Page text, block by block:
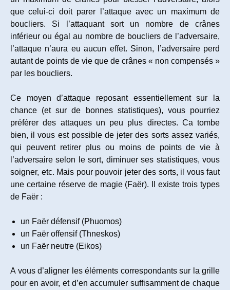
que celui-ci doit parer l’attaque avec un maximum de
boucliers. Si l’attaquant sort un nombre de crânes
inférieur ou égal au nombre de boucliers de l’adversaire,
l’attaque n’aura eu aucun effet. Sinon, l’adversaire perd
autant de points de vie que de crânes « non compensés »
par les boucliers.
Ce moyen d’attaque reposant essentiellement sur la
chance (et sur de bonnes statistiques), vous pourriez
préférer des attaques un peu plus directes. Ca tombe
bien, il vous est possible de jeter des sorts assez variés,
qui peuvent retirer plus ou moins de points de vie à
l’adversaire selon le sort, diminuer ses statistiques, vous
soigner, etc. Mais pour pouvoir jeter des sorts, il vous faut
une certaine réserve de magie (Faër). Il existe trois types
de Faër :
un Faër défensif (Phuomos)
un Faër offensif (Thneskos)
un Faër neutre (Eikos)
A vous d’aligner les éléments correspondants sur la grille
pour en avoir, et d’en accumuler suffisamment de chaque